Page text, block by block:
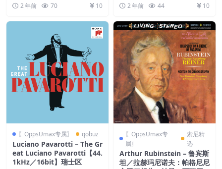
2 年前 70 10 2 年前 44 10
〖OppsUmax专属〗 qobuz
Luciano Pavarotti – The Gr
eat Luciano Pavarotti【44.
1kHz／16bit】瑞士区
〖OppsUmax专
属〗
索尼精
选
Arthur Rubinstein – 鲁宾斯
坦／拉赫玛尼诺夫：帕格尼尼